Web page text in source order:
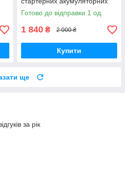
батарей, тесторі АКБ
Готово до відправки 1 од.
1 840 ₴ 2 000 ₴
Купити
ще
за рік